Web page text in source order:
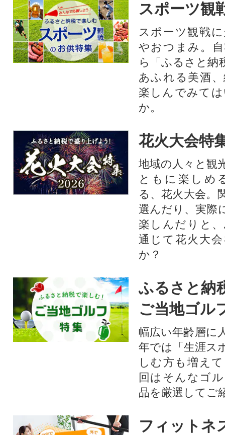
スポーツ観
スポーツ観戦
やおつまみ。
ら「ふるさと納
あふれる美酒
楽しんでみて
か。
花火大会特
地域の人々と観
ともに楽しめ
る、花火大会。
選んだり、実際
楽しんだりと
通じて花火大
か？​
ふるさと納
ご当地ゴル
幅広い年齢層に
年では「生涯ス
しむ方も増え
回はそんなゴ
品を厳選してご
フィットネ